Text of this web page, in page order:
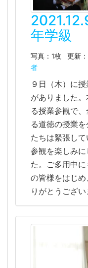
年学級
写真：1枚 更新
者
９日（木）に
がありました
る授業参観で
る道徳の授業
たちは緊張し
参観を楽しみ
た。ご多用中
の皆様をはじ
りがとうござい